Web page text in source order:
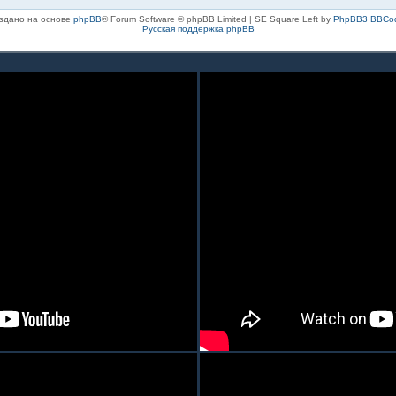
на основе phpBB® Forum Software © phpBB Limited | SE Square Left by PhpBB3
Русская поддержка phpBB